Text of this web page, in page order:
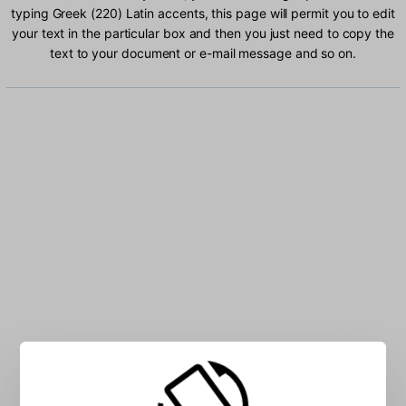
typing Greek (220) Latin accents, this page will permit you to edit
your text in the particular box and then you just need to copy the
text to your document or e-mail message and so on.
Type Greek (220) Latin characters into the box: